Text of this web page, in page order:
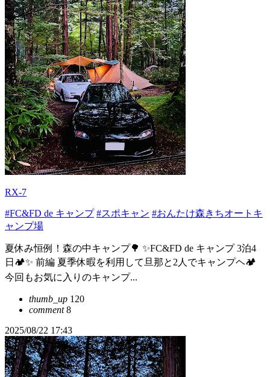
RX-7
#FC&FD de キャンプ #スポキャン #おんたけ森きちオートキ
ャンプ場
夏休み恒例！森の中キャンプ🌳 ✨FC&FD de キャンプ 3泊4
日🏕️✨ 前編 夏季休暇を利用して旦那と2人でキャンプヘ🏕️
今回もお気に入りのキャンプ...
thumb_up 120
comment8
2025/08/22 17:43